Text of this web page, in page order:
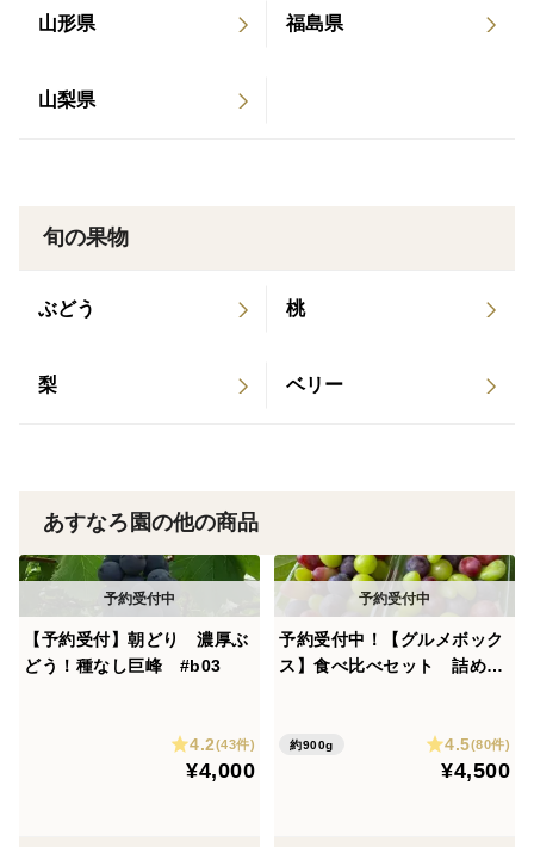
できません。
最近では父の日にお父様からご家族に送る方も増えてき
ご家族でお楽しみ頂けると嬉しいです。
山形県 福島県
山梨県
旬の果物
ぶどう 桃
梨 ベリー
あすなろ園の他の商品
【予約受付】朝どり 濃厚ぶ
どう！種なし巨峰 #b03
4.2(43件)
¥4,000
予約受付中！【グルメボック
ス】食べ比べセット 詰め合
約900g 4.5(80件)
¥4,500